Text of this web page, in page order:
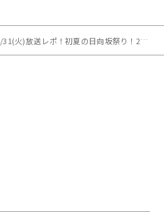
火)放送レポ！初夏の日向坂祭り！2日目は、加藤史帆ちゃんと佐々木久美ちゃんと小坂菜緒ちゃんが登場してくれました！